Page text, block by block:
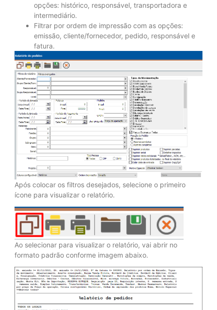
opções: histórico, responsável, transportadora e
intermediário.
Filtrar por ordem de impressão com as opções:
emissão, cliente/fornecedor, pedido, responsável e
fatura.
Após colocar os filtros desejados, selecione o primeiro
ícone para visualizar o relatório.
Ao selecionar para visualizar o relatório, vai abrir no
formato padrão conforme imagem abaixo.